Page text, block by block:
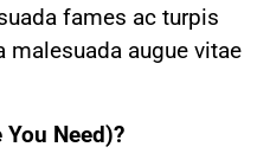
fames ac turpis
malesuada augue vitae
Need)?